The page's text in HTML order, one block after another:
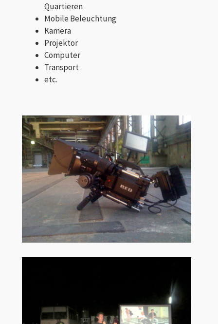
Quartieren
Mobile Beleuchtung
Kamera
Projektor
Computer
Transport
etc.